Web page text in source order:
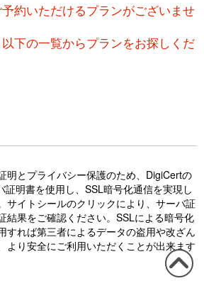
約いただけるプランがございませ
下の一覧からプランをお探しくだ
明とプライバシー保護のため、DigiCertの
証明書を使用し、SSL暗号化通信を実現し
サイトシールのクリックにより、サーバ証
結果をご確認ください。SSLによる暗号化
すれば第三者によるデータの盗用や改ざん
より安全にご利用いただくことが出来ます